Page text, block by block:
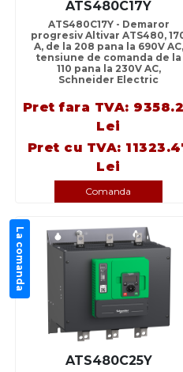
ATS480C17Y
ATS480C17Y - Demaror
progresiv Altivar ATS480,
A, de la 208 pana la 690V AC,
tensiune de comanda de la
110 pana la 230V AC,
Schneider Electric
Pret fara TVA:
Lei
Pret cu TVA:
Lei
Comanda
La comanda
ATS480C25Y